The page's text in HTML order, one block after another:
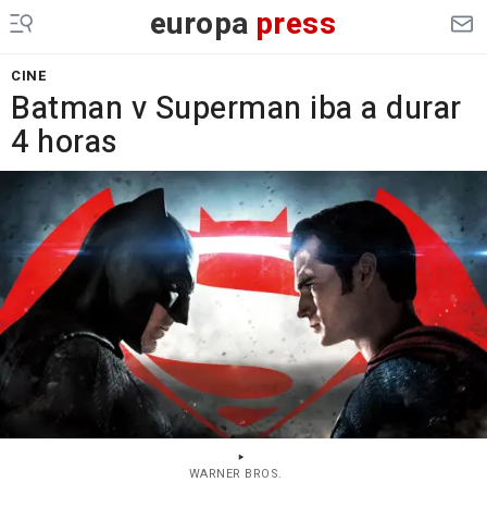
europa press
CINE
Batman v Superman iba a durar
4 horas
WARNER BROS.